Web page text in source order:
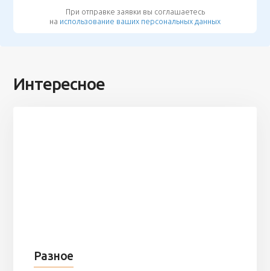
При отправке заявки вы соглашаетесь
на использование ваших персональных данных
Интересное
Разное